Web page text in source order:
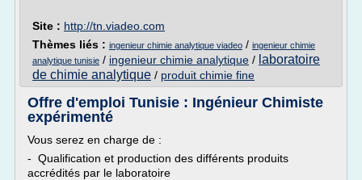
Site : http://tn.viadeo.com
Thèmes liés : ingenieur chimie analytique viadeo / ingenieur chimie
analytique tunisie / ingenieur chimie analytique / laboratoire
de chimie analytique / produit chimie fine
Offre d'emploi Tunisie : Ingénieur Chimiste
expérimenté
Vous serez en charge de :
- Qualification et production des différents produits
accrédités par le laboratoire